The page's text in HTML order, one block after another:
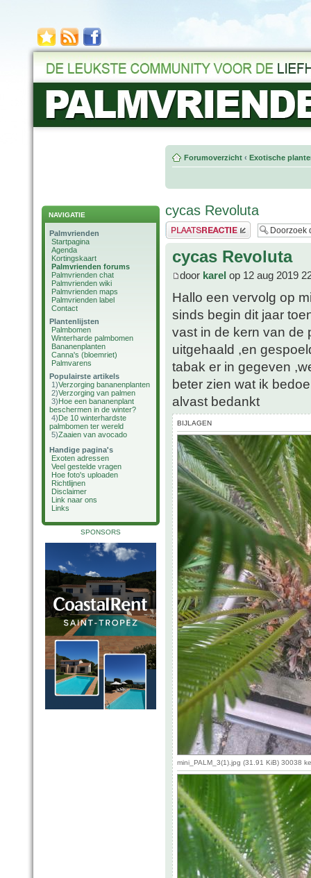
NAVIGATIE
Palmvrienden
Startpagina
Agenda
Kortingskaart
Palmvrienden forums
Palmvrienden chat
Palmvrienden wiki
Palmvrienden maps
Palmvrienden label
Contact
Plantenlijsten
Palmbomen
Winterharde palmbomen
Bananenplanten
Canna's (bloemriet)
Palmvarens
Populairste artikels
1)Verzorging bananenplanten
2)Verzorging van palmen
3)Hoe een bananenplant
beschermen in de winter?
4)De 10 winterhardste
palmbomen ter wereld
5)Zaaien van avocado
Handige pagina's
Exoten adressen
Veel gestelde vragen
Hoe foto's uploaden
Richtlijnen
Disclaimer
Link naar ons
Links
SPONSORS
Forumoverzicht ‹ Exotische
cycas Revoluta
Plaats een reactie
cycas Revoluta
door karel op 12 aug 2019
Hallo een vervolg op
sinds begin dit jaar
vast in de kern van de
uitgehaald ,en
tabak er in gegeven
beter zien wat ik
alvast bedankt
BIJLAGEN
mini_PALM_3(1).jpg (31.91 KiB) 30038